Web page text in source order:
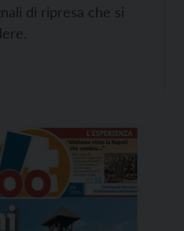
di ripresa che si